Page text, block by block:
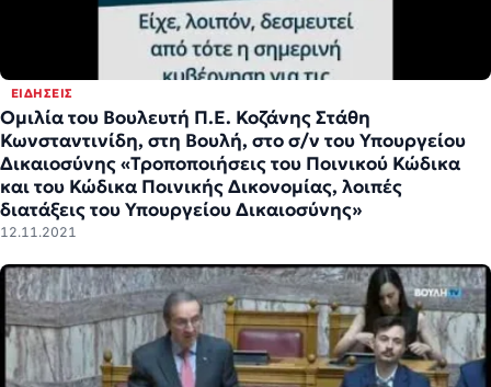
ΕΙΔΉΣΕΙΣ
Ομιλία του Βουλευτή Π.Ε. Κοζάνης Στάθη
Κωνσταντινίδη, στη Βουλή, στο σ/ν του Υπουργείου
Δικαιοσύνης «Τροποποιήσεις του Ποινικού Κώδικα
και του Κώδικα Ποινικής Δικονομίας, λοιπές
διατάξεις του Υπουργείου Δικαιοσύνης»
12.11.2021